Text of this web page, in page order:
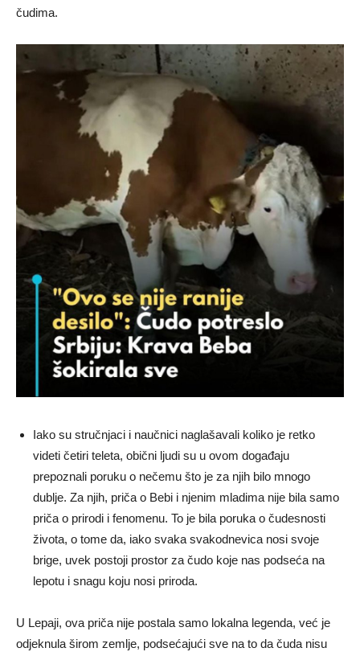
čudima.
Iako su stručnjaci i naučnici naglašavali koliko je retko
videti četiri teleta, obični ljudi su u ovom događaju
prepoznali poruku o nečemu što je za njih bilo mnogo
dublje. Za njih, priča o Bebi i njenim mladima nije bila samo
priča o prirodi i fenomenu. To je bila poruka o čudesnosti
života, o tome da, iako svaka svakodnevica nosi svoje
brige, uvek postoji prostor za čudo koje nas podseća na
lepotu i snagu koju nosi priroda.
U Lepaji, ova priča nije postala samo lokalna legenda, već je
odjeknula širom zemlje, podsećajući sve na to da čuda nisu